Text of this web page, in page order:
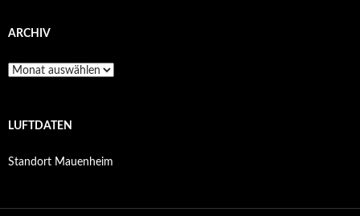
ARCHIV
Archiv
LUFTDATEN
Standort Mauenheim